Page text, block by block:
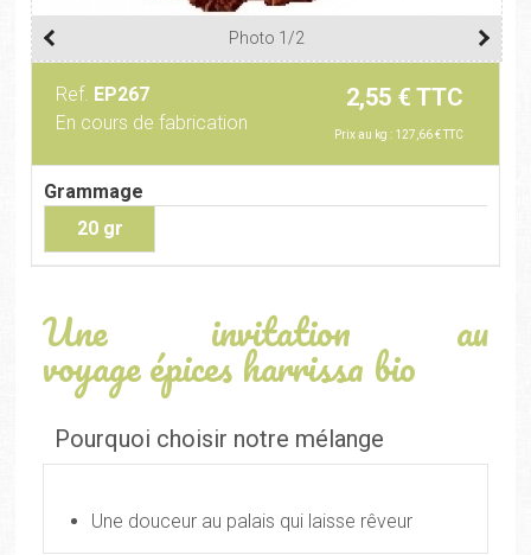
Photo 1/2
Ref. EP267
En cours de fabrication
2,55 € TTC
Prix au kg : 127,66 € TTC
Grammage
20 gr
Une invitation au
voyage épices harrissa bio
Pourquoi choisir notre mélange
Une douceur au palais qui laisse rêveur